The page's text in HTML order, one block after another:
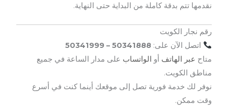
نقدمها تتم بدقة كاملة من البداية حتى النهاية.
رقم نجار الكويت
اتصل الآن على:50341888 – 50341999
متاح عبر الهاتف أو الواتساب على مدار الساعة في جميع
مناطق الكويت.
نوفر لك خدمة فورية تصل إلى موقعك أينما كنت في أسرع
وقت ممكن.